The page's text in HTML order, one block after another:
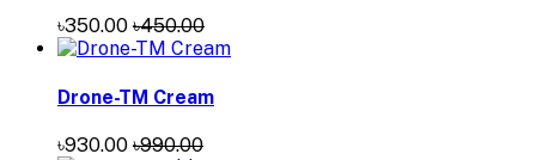
৳350.00 ৳450.00
Drone-TM Cream
৳930.00 ৳990.00